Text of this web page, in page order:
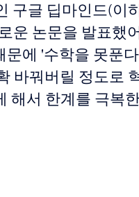
구글 딥마인드(이
운 논문을 발표했
문에 '수학을 못푼
바꿔버릴 정도로
해서 한계를 극복